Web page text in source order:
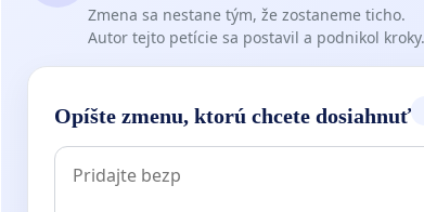
Zmena sa nestane tým, že zostaneme ticho.
Autor tejto petície sa postavil a podnikol
Opíšte zmenu, ktorú chcete dosiahnuť